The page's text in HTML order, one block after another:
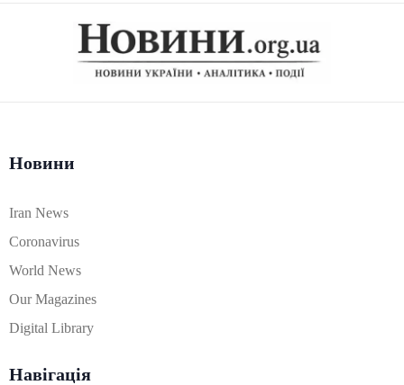
Новини
Iran News
Coronavirus
World News
Our Magazines
Digital Library
Навігація